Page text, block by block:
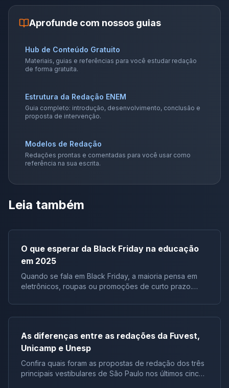
Aprofunde com nossos guias
Hub de Conteúdo Gratuito
Materiais, guias e referências para você estudar redação
de forma gratuita.
Estrutura da Redação ENEM
Guia completo: introdução, desenvolvimento, conclusão e
proposta de intervenção.
Modelos de Redação
Redações prontas e comentadas para você usar como
referência na sua escrita.
Leia também
O que esperar da Black Friday na educação
em 2025
Quando se fala em Black Friday, a maioria pensa em
eletrônicos, roupas ou promoções de curto prazo.
investir em educação na Black Friday. Diferente de
produtos que se desgastam ou ficam obsoletos,
você vai entender: 👉 Se quiser acesso antecipado à
maior oferta da história da Redação Online, entre
agora no nosso Grupo VIP: O que esperar da Black
Friday 2025 na educação? A Black Friday de 2025
promete ser uma das maiores já vistas no Brasil.
As diferenças entre as redações da Fuvest,
Unicamp e Unesp
Confira quais foram as propostas de redação dos três
principais vestibulares de São Paulo nos últimos cinco